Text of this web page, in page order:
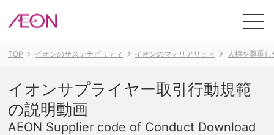
TOP イオンのサステナビリティ イオンのマテリアリティ 人権を尊重
イオンサプライヤー取引行動規範
の説明動画
AEON Supplier code of Conduct Download